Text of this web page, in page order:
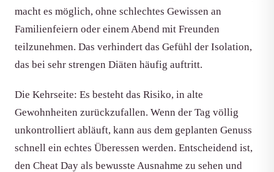
macht es möglich, ohne schlechtes Gewissen an
Familienfeiern oder einem Abend mit Freunden
teilzunehmen. Das verhindert das Gefühl der Isolation,
das bei sehr strengen Diäten häufig auftritt.
Die Kehrseite: Es besteht das Risiko, in alte
Gewohnheiten zurückzufallen. Wenn der Tag völlig
unkontrolliert abläuft, kann aus dem geplanten Genuss
schnell ein echtes Überessen werden. Entscheidend ist,
den Cheat Day als bewusste Ausnahme zu sehen und